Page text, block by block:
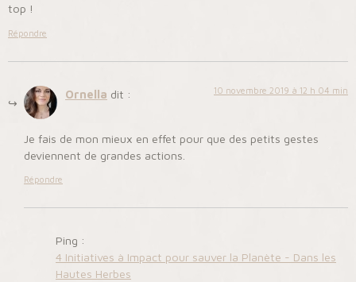
top !
Répondre
Ornella dit : 10 novembre 2019 à 12 h 04 min
Je fais de mon mieux en effet pour que des petits gestes
deviennent de grandes actions.
Répondre
Ping :
4 Initiatives à Impact pour sauver la Planète - Dans les
Hautes Herbes